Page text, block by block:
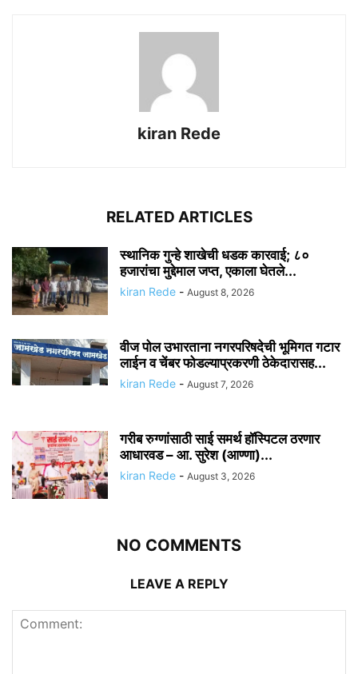
kiran Rede
RELATED ARTICLES
स्थानिक गुन्हे शाखेची धडक कारवाई; ८०
हजारांचा मुद्देमाल जप्त, एकाला घेतले...
kiran Rede - August 8, 2026
वीज पोल उभारताना नगरपरिषदेची भूमिगत गटार
लाईन व चेंबर फोडल्याप्रकरणी ठेकेदारासह...
kiran Rede - August 7, 2026
गरीब रुग्णांसाठी साई समर्थ हॉस्पिटल ठरणार
आधारवड – आ. सुरेश (आण्णा)...
kiran Rede - August 3, 2026
NO COMMENTS
LEAVE A REPLY